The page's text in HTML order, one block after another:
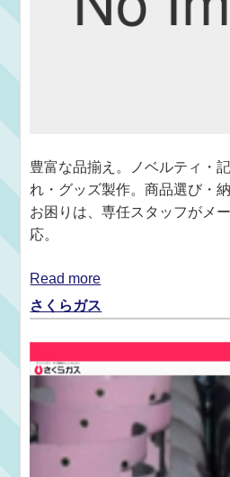
豊富な品揃え。ノベルティ・
れ・グッズ製作。商品選び・
お困りは、専任スタッフがメ
応。
Read more
さくらガス